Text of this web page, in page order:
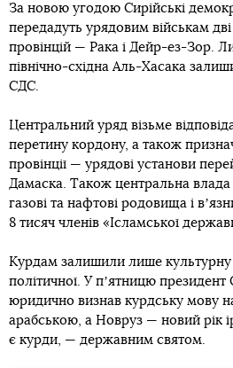
За новою угодою Сирійські
передадуть урядовим військам
провінцій — Рака і Дейр-ез-Зор.
північно-східна Аль-Хасака
СДС.
Центральний уряд візьме
перетину кордону, а також
провінції — урядові установи
Дамаска. Також центральна влада
газові та нафтові родовища і
8 тисяч членів «Ісламської
Курдам залишили лише
політичної. У пʼятницю
юридично визнав курдську мову
арабською, а Новруз — новий рік
є курди, — державним святом.